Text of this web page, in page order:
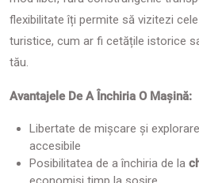
flexibilitate îți permite să vizitezi
turistice, cum ar fi cetățile istorice
tău.
Avantajele De A Închiria O Mașină:
Libertate de mișcare și
accesibile
Posibilitatea de a închiria de la